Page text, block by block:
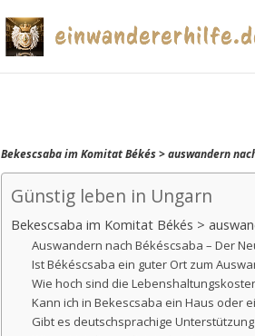
Bekescsaba im Komitat Békés > auswandern
Günstig leben in Ungarn
Bekescsaba im Komitat Békés >
Auswandern nach Békéscsaba – Der
Ist Békéscsaba ein guter Ort zum
Wie hoch sind die
Kann ich in Bekescsaba ein Haus oder
Gibt es deutschsprachige